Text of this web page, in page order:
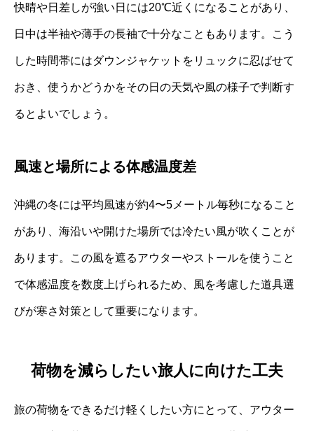
快晴や日差しが強い日には20℃近くになることがあり、
日中は半袖や薄手の長袖で十分なこともあります。こう
した時間帯にはダウンジャケットをリュックに忍ばせて
おき、使うかどうかをその日の天気や風の様子で判断す
るとよいでしょう。
風速と場所による体感温度差
沖縄の冬には平均風速が約4〜5メートル毎秒になること
があり、海沿いや開けた場所では冷たい風が吹くことが
あります。この風を遮るアウターやストールを使うこと
で体感温度を数度上げられるため、風を考慮した道具選
びが寒さ対策として重要になります。
荷物を減らしたい旅人に向けた工夫
旅の荷物をできるだけ軽くしたい方にとって、アウター